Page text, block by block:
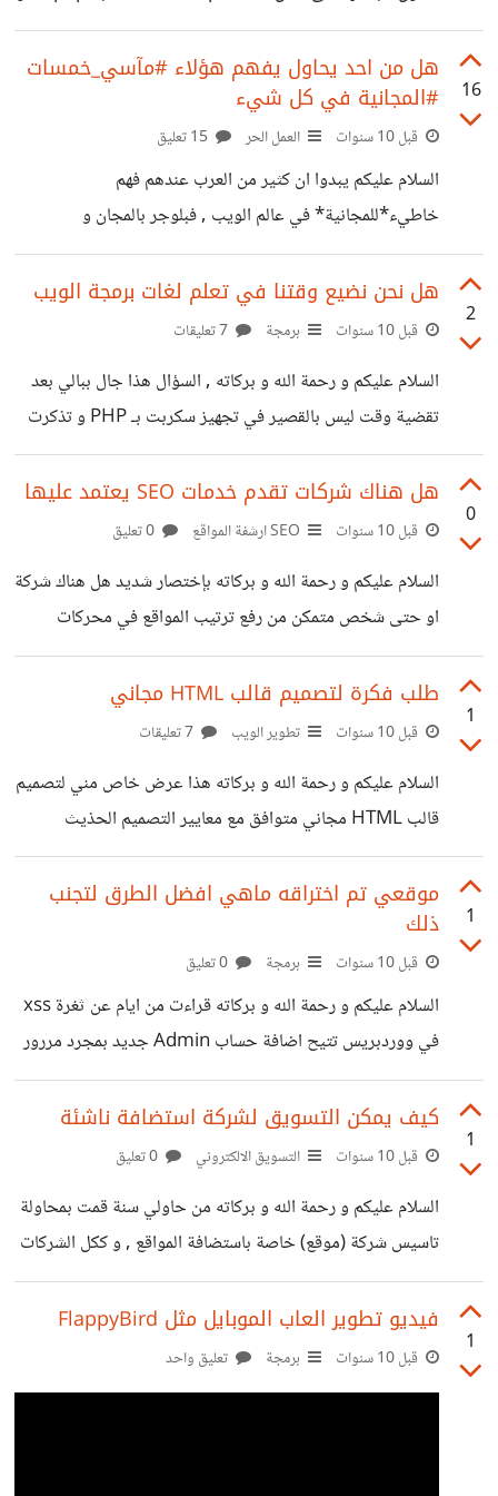
fpdf لكن الطباعة دائمة لا تاتي بالشكل الصحيح إما يطبع لي كل
تغريدة في صفحة لوحدها (حولي 200 صفحة ) او أحياناً تطبع
التغريدات فوق بعضها في نفس السطر . و في افضل الاحول
حصلت على ملف غير منسق توجد فيها فراغات احيانا و سطور
متقاربة أحيان أخرى . ومع هذا لم ساتطع اضافة فاصل بين كل
خلية او سطر في
16
هل من احد يحاول يفهم هؤلاء #مآسي_خمسات
#المجانية في كل شيء
قبل 10 سنوات العمل الحر
السلام عليكم يبدوا ان كثير من العرب عندهم فهم
خاطيء*للمجانية* في عالم الويب , فبلوجر بالمجان و
ووردبريس بالمجان و لينوكس بالمجان و نحن كلنا نعيش هذا
النعيم اللامتناهي من التكنولوجيا بالمجان ! حتى ان من يريد
يبداء مشروع كبير الى حد ما (خصوصا قي خمسات) يتوقع ان
تخرج لك التصاميم الابداعية و البرمجيات المذهلة بضغط زر .
هذا عرض بسيط لكيف يفكر هؤلاء .
https://suar.me/3Q4n حتى من يكون سخي
2
هل نحن نضيع وقتنا في تعلم لغات برمجة الويب
قبل 10 سنوات برمجة
السلام عليكم و رحمة الله و بركاته , السؤال هذا جال ببالي بعد
تقضية وقت ليس بالقصير في تجهيز سكربت بـ PHP و تذكرت
وقتها اخي الدي يعمل في احد شركات الاتصالات فعندما قدم
مشروع التخرج كان باستخدام لغة جافا يوفر حلول لاحد مشاكل
الاتصال .. , بعد اشهر قليلة من التخرج تم قبوله في تلك الشركة
فجل الشركات في الدول العربية , ذات المرتبات العالية (نسبيا) لا
0
هل هناك شركات تقدم خدمات SEO يعتمد عليها
قبل 10 سنوات
السلام عليكم و رحمة الله و بركاته بإختصار شديد هل هناك شركة
او حتى شخص متمكن من رفع ترتيب المواقع في محركات
البحث بشكل أفضل لان كل خدمات SEO اصبحت سيئة بعد
تحديثات جوجل و الكل ينسخ من الآخر .
1
طلب فكرة لتصميم قالب HTML مجاني
قبل 10 سنوات تطوير الويب
السلام عليكم و رحمة الله و بركاته هذا عرض خاص مني لتصميم
قالب HTML مجاني متوافق مع معايير التصميم الحذيث
تجربةالمستخدم UX و التصميم بالحجم الكامل Mockup .
أحتاج لأفكار عن التصميم و صور عالية الوضوح لوضعها في
القالب غرضي من التحدي زيادة انتاجيتي في التصميم و اختبار
قدرتي على تصميم قوالب معاصرة باشكال مختلفة . سيتم عرض
القالب هنا في المجتمع بعد الانتهاء منه مع Source القالب .
ارجوا من الجميع مساندي في هذا المشروع و عرض افكاهم و
1
موقعي تم اختراقه ماهي افضل الطرق لتجنب
ذلك
قبل 10 سنوات برمجة
السلام عليكم و رحمة الله و بركاته قراءت من ايام عن ثغرة xss
في ووردبريس تتيح اضافة حساب Admin جديد بمجرد مررور
الماوس على احد تعليقات السبام . المهم اثناء تفقد احد مواقعي
(موجود على استضافة مشتركة) اكتشف وجود ثلاثة حسابات
لا اعرف تحديدا متى انشائت هذه الحسابات لان الثغرة اصلحت
في الاصدار 4.2 ولست متاكد ادا الحسابات
1
كيف يمكن التسويق لشركة استضافة ناشئة
قبل 10 سنوات التسويق الالكتروني
السلام عليكم و رحمة الله و بركاته من حاولي سنة قمت بمحاولة
تاسيس شركة (موقع) خاصة باستضافة المواقع , و ككل الشركات
النشائة اخدت حساب Reseller لمدة 3 شهور من احد الشركات
المعروفة . طبعا انا لم اقدم على هذه الخطوة إلا بعد تجربة لا
باس بها في التعامل مع سيرفرات لينوكس و إيجاد حلول لمشاكل
الاستضافات الاخرى مثل ما يخص PHP و Wordpress ,
1
فيديو تطوير العاب الموبايل مثل FlappyBird
قبل 10 سنوات برمجة تعليق واحد